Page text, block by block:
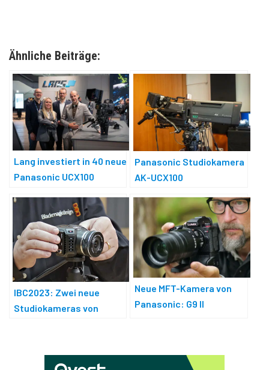
Ähnliche Beiträge:
Lang investiert in 40 neue
Panasonic UCX100
Panasonic Studiokamera
AK-UCX100
IBC2023: Zwei neue
Studiokameras von
Neue MFT-Kamera von
Panasonic: G9 II